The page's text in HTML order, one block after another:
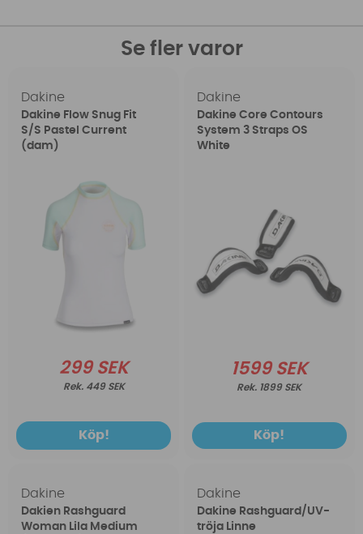
Se fler varor
Dakine
Dakine Flow Snug Fit
S/S Pastel Current
(dam)
299 SEK
449 SEK
Köp!
Dakine
Dakine Core Contours
System 3 Straps OS
White
1599 SEK
1899 SEK
Köp!
Dakine
Dakien Rashguard
Woman Lila Medium
Dakine
Dakine Rashguard/UV-
tröja Linne